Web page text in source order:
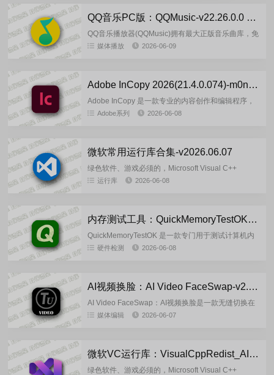
QQ音乐PC版：QQMusic-v22.26.0.0 去广告绿色版
QQ音乐播放器(QQMusic)拥有最大正版音乐曲库，免
费畅享5.1声道品质音效，耳纹音效,Super Sound智
媒体播放 2026-06-09
Adobe InCopy 2026(21.4.0.074)-m0nkrus 多语言版
Adobe InCopy 是一款专业的内容创作和编辑程序，
与 Adobe InDesign 密切相关，旨在改善设计和编辑
Adobe系列 2026-06-08
微软常用运行库合集-v2026.06.07
绿色软件、游戏必须的，Microsoft Visual C++
Redistributable(简称MSVC,VB/VC,VC运行
运行库 2026-06-08
内存测试工具：QuickMemoryTestOK-v5.55 多语言单文件版
QuickMemoryTestOK 是一款专门用于测试计算机内
存(RAM)可靠性的软件。它通过执行一系列复杂的算
硬件检测 2026-06-08
AI视频换脸：AI Video FaceSwap-v2.1.0 多语言破解版
AI Video FaceSwap：AI视频换脸是一款无缝切换在
视频中交换面孔终极工具，采用先进的AI人工智能技
媒体编辑 2026-06-07
微软VC运行库：VisualCppRedist_AIO_x86_x64_v105.0(2026.06.06)
绿色软件、游戏必须的，Microsoft Visual C++